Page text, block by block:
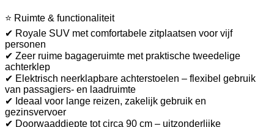
⭐ Ruimte & functionaliteit
✔ Royale SUV met comfortabele zitplaatsen voor vijf
personen
✔ Zeer ruime bagageruimte met praktische tweedelige
achterklep
✔ Elektrisch neerklapbare achterstoelen – flexibel gebruik
van passagiers- en laadruimte
✔ Ideaal voor lange reizen, zakelijk gebruik en
gezinsvervoer
✔ Doorwaaddiepte tot circa 90 cm – uitzonderlijke